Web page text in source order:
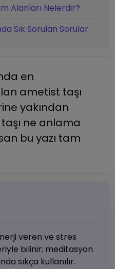
Alanları Nelerdir?
Sık Sorulan Sorular
en
ametist taşı
yakından
ne anlama
bu yazı tam
veren ve stres
bilinir; meditasyon
sıkça kullanılır.